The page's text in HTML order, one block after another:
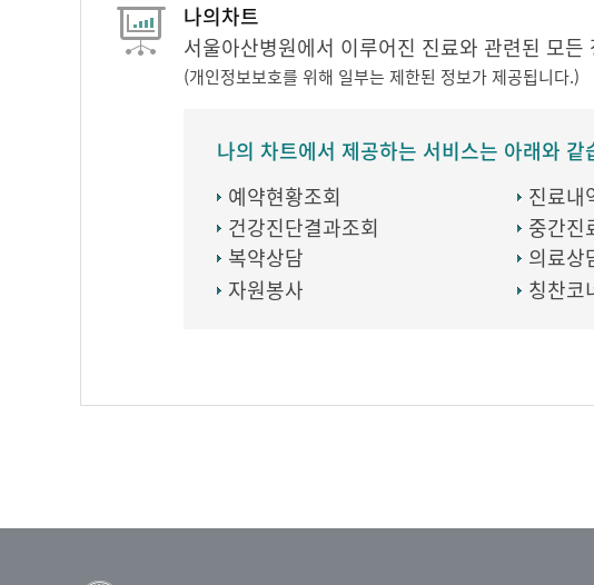
나의차트
서울아산병원에서 이루어진 진료와 관련된 모
(개인정보보호를 위해 일부는 제한된 정보가 제공됩니다.)
나의 차트에서 제공하는 서비스는 아래와 같
예약현황조회
건강진단결과조회
복약상담
자원봉사
진료내
중간진
의료상
칭찬코